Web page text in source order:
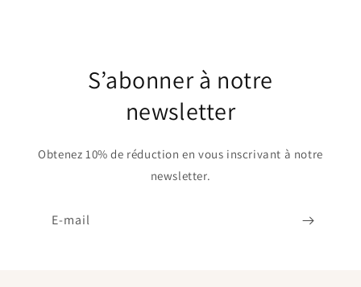
S’abonner à notre
newsletter
Obtenez 10% de réduction en vous inscrivant à notre
newsletter.
E-mail